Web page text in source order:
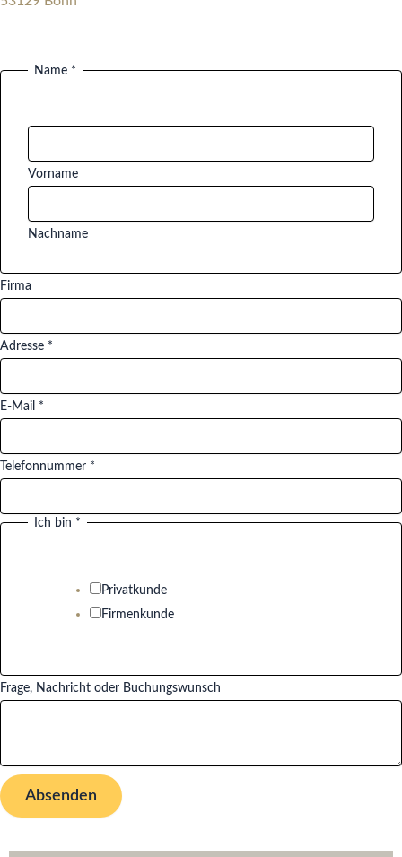
Name *
Vorname
Nachname
Firma
Adresse *
E-Mail *
Telefonnummer *
I
m
a
Ich bin *
Privatkunde
Firmenkunde
Frage, Nachricht oder Buchungswunsch
Absenden